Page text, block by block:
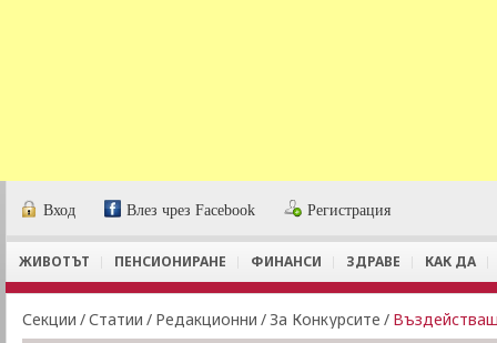
Вход Влез чрез Facebook Регистрация
ЖИВОТЪТ ПЕНСИОНИРАНЕ ФИНАНСИ ЗДРАВЕ КАК ДА
Секции /Статии / Редакционни / За Конкурсите /